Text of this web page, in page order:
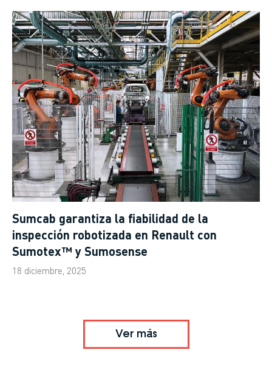
Sumcab garantiza la fiabilidad de la
inspección robotizada en Renault con
Sumotex™ y Sumosense
18 diciembre, 2025
Ver más